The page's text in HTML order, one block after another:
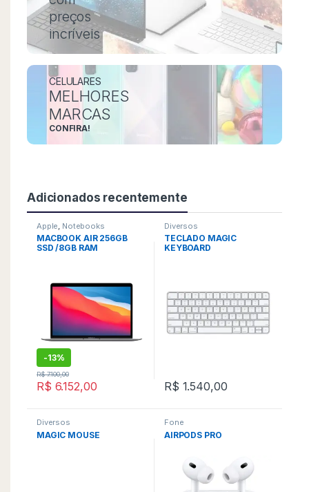
preços
incríveis
CELULARES
MELHORES
MARCAS
CONFIRA!
Adicionados recentemente
Apple Notebooks
MACBOOK AIR 256GB
SSD /8GB RAM
-13%
R$ 6.152,00
R$7.100,00
Diversos
TECLADO MAGIC
KEYBOARD
R$ 1.540,00
Diversos
MAGIC MOUSE
Fone
AIRPODS PRO